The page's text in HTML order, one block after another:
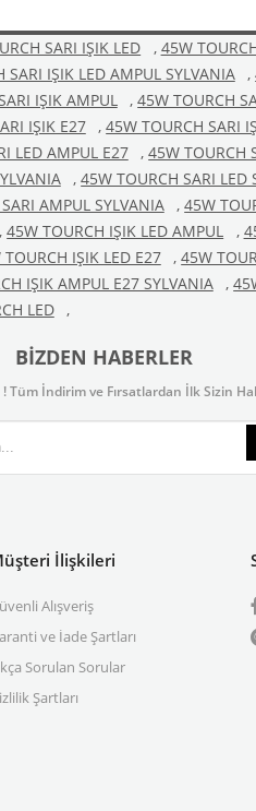
SARI IŞIK LED , 45W
SARI IŞIK LED AMPUL SYLVANIA ,
IŞIK AMPUL , 45W TOURCH
IŞIK E27 , 45W TOURCH SARI
LED AMPUL E27 , 45W TOURCH
, 45W TOURCH SARI LED
AMPUL SYLVANIA , 45W
, 45W TOURCH IŞIK LED AMPUL ,
IŞIK LED E27 , 45W
IŞIK AMPUL E27 SYLVANIA ,
LED ,
BIZDEN HABERLER
Tüm İndirim ve Fırsatlardan İlk Sizin
İlişkileri
Alışveriş
ve İade Şartları
Sorulan Sorular
Şartları